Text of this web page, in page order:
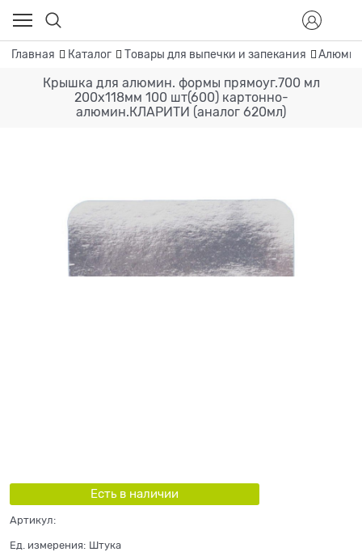
Главная Каталог Товары для выпечки и запекания
Крышка для алюмин. формы прямоуг.700 мл
200х118мм 100 шт(600) картонно-
алюмин.КЛАРИТИ (аналог 620мл)
Есть в наличии
Артикул:
Ед. измерения: Штука